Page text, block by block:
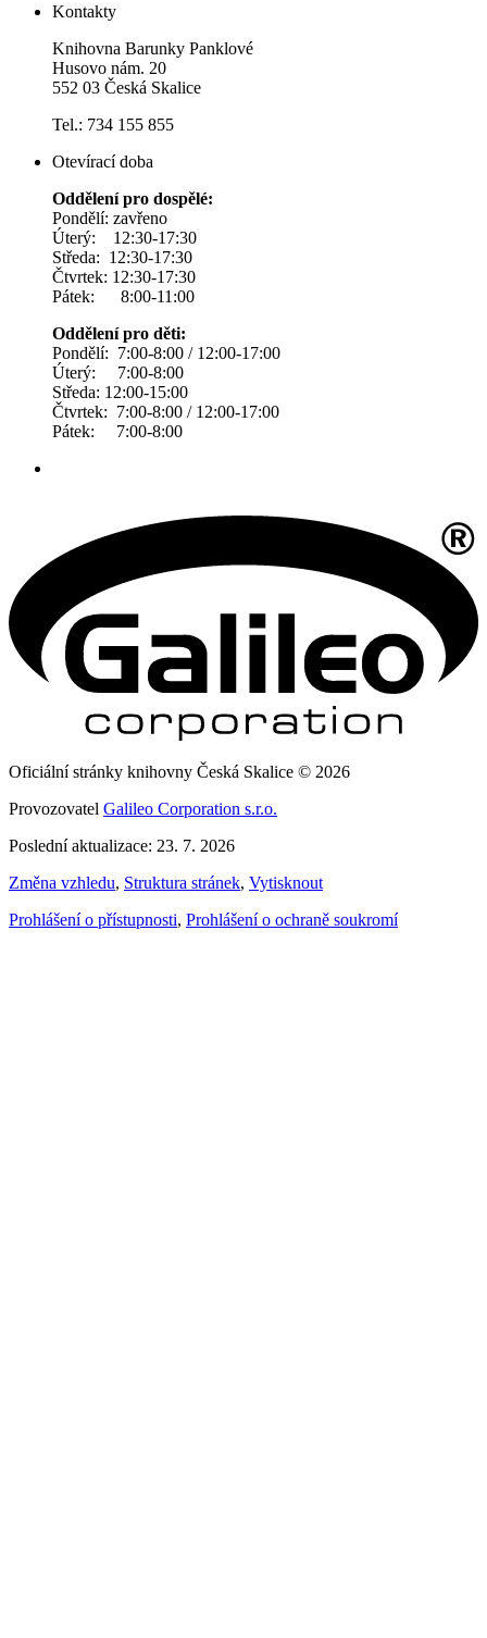
Kontakty
Knihovna Barunky Panklové
Husovo nám. 20
552 03 Česká Skalice
Tel.: 734 155 855
Otevírací doba
Oddělení pro dospělé:
Pondělí: zavřeno
Úterý: 12:30-17:30
Středa: 12:30-17:30
Čtvrtek: 12:30-17:30
Pátek: 8:00-11:00
Oddělení pro děti:
Pondělí: 7:00-8:00 / 12:00-17:00
Úterý: 7:00-8:00
Středa: 12:00-15:00
Čtvrtek: 7:00-8:00 / 12:00-17:00
Pátek: 7:00-8:00
Oficiální stránky knihovny Česká Skalice © 2026
Provozovatel Galileo Corporation s.r.o.
Poslední aktualizace: 23. 7. 2026
Změna vzhledu, Struktura stránek, Vytisknout
Prohlášení o přístupnosti, Prohlášení o ochraně soukromí